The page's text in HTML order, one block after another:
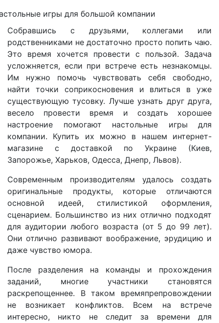
Собравшись с друзьями, коллегами или
родственниками не достаточно просто попить чаю.
Это время хочется провести с пользой. Задача
усложняется, если при встрече есть незнакомцы.
Им нужно помочь чувствовать себя свободно,
найти точки соприкосновения и влиться в уже
существующую тусовку. Лучше узнать друг друга,
весело провести время и создать хорошее
настроение помогают настольные игры для
компании. Купить их можно в нашем интернет-
магазине с доставкой по Украине (Киев,
Запорожье, Харьков, Одесса, Днепр, Львов).
Современным производителям удалось создать
оригинальные продукты, которые отличаются
основной идеей, стилистикой оформления,
сценарием. Большинство из них отлично подходят
для аудитории любого возраста (от 5 до 99 лет).
Они отлично развивают воображение, эрудицию и
даже чувство юмора.
После разделения на команды и прохождения
заданий, многие участники становятся
раскрепощеннее. В таком времяпрепровождении
не возникает конфликтов. Всем на встрече
интересно, никто не следит за времени для